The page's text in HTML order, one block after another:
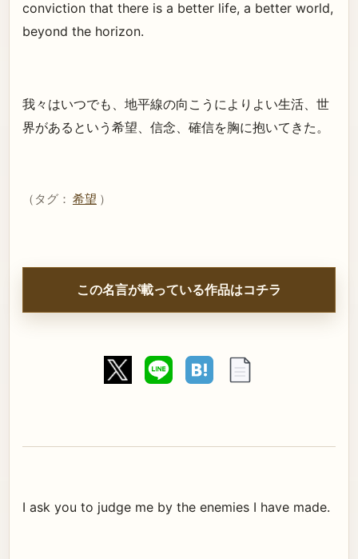
conviction that there is a better life, a better world,
beyond the horizon.
我々はいつでも、地平線の向こうによりよい生活、世
界があるという希望、信念、確信を胸に抱いてきた。
（タグ： 希望 ）
この名言が載っている作品はコチラ
I ask you to judge me by the enemies I have made.